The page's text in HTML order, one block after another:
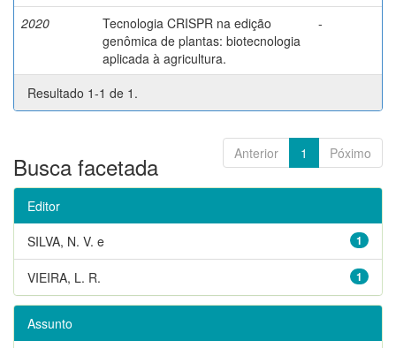
2020
Tecnologia CRISPR na edição
genômica de plantas: biotecnologia
aplicada à agricultura.
-
Resultado 1-1 de 1.
Anterior 1 Póximo
Busca facetada
Editor
1
SILVA, N. V. e
1
VIEIRA, L. R.
Assunto